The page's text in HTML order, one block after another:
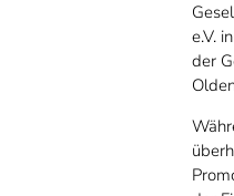
e.V.
der